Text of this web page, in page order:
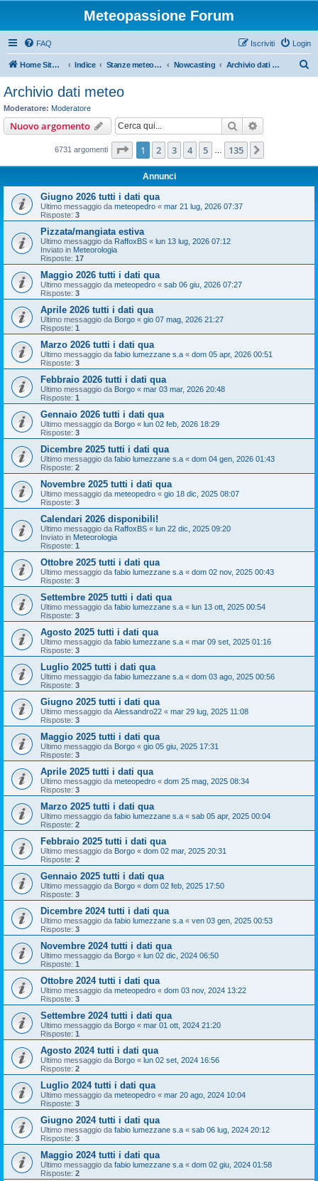
Meteopassione Forum
FAQ Login
Iscriviti
Home Sito Meteopassione Indice Stanze meteorologiche Nowcasting Archivio dati meteo
Archivio dati meteo
Moderatore: Moderatore
Nuovo argomento Cerca
6731 argomenti Pagina di 135
1 2 3 4 5 135
Annunci
Giugno 2026 tutti i dati qua
Ultimo messaggio da meteopedro « mar 21 lug, 2026 07:37
Risposte: 3
Pizzata/mangiata estiva
Ultimo messaggio da RaffoxBS « lun 13 lug, 2026 07:12
Inviato in Meteorologia
Risposte: 17
Maggio 2026 tutti i dati qua
Ultimo messaggio da meteopedro « sab 06 giu, 2026 07:27
Risposte: 3
Aprile 2026 tutti i dati qua
Ultimo messaggio da Borgo « gio 07 mag, 2026 21:27
Risposte: 1
Marzo 2026 tutti i dati qua
Ultimo messaggio da fabio lumezzane s.a « dom 05 apr, 2026 00:51
Risposte: 3
Febbraio 2026 tutti i dati qua
Ultimo messaggio da Borgo « mar 03 mar, 2026 20:48
Risposte: 1
Gennaio 2026 tutti i dati qua
Ultimo messaggio da Borgo « lun 02 feb, 2026 18:29
Risposte: 3
Dicembre 2025 tutti i dati qua
Ultimo messaggio da fabio lumezzane s.a « dom 04 gen, 2026 01:43
Risposte: 2
Novembre 2025 tutti i dati qua
Ultimo messaggio da meteopedro « gio 18 dic, 2025 08:07
Risposte: 3
Calendari 2026 disponibili!
Ultimo messaggio da RaffoxBS « lun 22 dic, 2025 09:20
Inviato in Meteorologia
Risposte: 1
Ottobre 2025 tutti i dati qua
Ultimo messaggio da fabio lumezzane s.a « dom 02 nov, 2025 00:43
Risposte: 3
Settembre 2025 tutti i dati qua
Ultimo messaggio da fabio lumezzane s.a « lun 13 ott, 2025 00:54
Risposte: 3
Agosto 2025 tutti i dati qua
Ultimo messaggio da fabio lumezzane s.a « mar 09 set, 2025 01:16
Risposte: 3
Luglio 2025 tutti i dati qua
Ultimo messaggio da fabio lumezzane s.a « dom 03 ago, 2025 00:56
Risposte: 3
Giugno 2025 tutti i dati qua
Ultimo messaggio da Alessandro22 « mar 29 lug, 2025 11:08
Risposte: 3
Maggio 2025 tutti i dati qua
Ultimo messaggio da Borgo « gio 05 giu, 2025 17:31
Risposte: 3
Aprile 2025 tutti i dati qua
Ultimo messaggio da meteopedro « dom 25 mag, 2025 08:34
Risposte: 3
Marzo 2025 tutti i dati qua
Ultimo messaggio da fabio lumezzane s.a « sab 05 apr, 2025 00:04
Risposte: 2
Febbraio 2025 tutti i dati qua
Ultimo messaggio da Borgo « dom 02 mar, 2025 20:31
Risposte: 2
Gennaio 2025 tutti i dati qua
Ultimo messaggio da Borgo « dom 02 feb, 2025 17:50
Risposte: 3
Dicembre 2024 tutti i dati qua
Ultimo messaggio da fabio lumezzane s.a « ven 03 gen, 2025 00:53
Risposte: 3
Novembre 2024 tutti i dati qua
Ultimo messaggio da Borgo « lun 02 dic, 2024 06:50
Risposte: 1
Ottobre 2024 tutti i dati qua
Ultimo messaggio da meteopedro « dom 03 nov, 2024 13:22
Risposte: 3
Settembre 2024 tutti i dati qua
Ultimo messaggio da Borgo « mar 01 ott, 2024 21:20
Risposte: 1
Agosto 2024 tutti i dati qua
Ultimo messaggio da Borgo « lun 02 set, 2024 16:56
Risposte: 2
Luglio 2024 tutti i dati qua
Ultimo messaggio da meteopedro « mar 20 ago, 2024 10:04
Risposte: 3
Giugno 2024 tutti i dati qua
Ultimo messaggio da fabio lumezzane s.a « sab 06 lug, 2024 20:12
Risposte: 3
Maggio 2024 tutti i dati qua
Ultimo messaggio da fabio lumezzane s.a « dom 02 giu, 2024 01:58
Risposte: 2